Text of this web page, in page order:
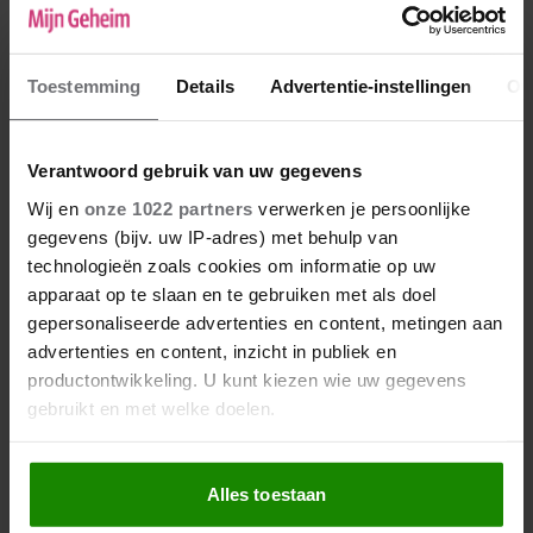
Toestemming Details Advertentie-instellingen
Verantwoord gebruik van uw gegevens
Wij en onze 1022 partners verwerken je persoonlijke
gegevens (bijv. uw IP-adres) met behulp van
technologieën zoals cookies om informatie op uw
apparaat op te slaan en te gebruiken met als doel
gepersonaliseerde advertenties en content, metingen aan
advertenties en content, inzicht in publiek en
productontwikkeling. U kunt kiezen wie uw gegevens
gebruikt en met welke doelen.
Als u het toestaat, willen we ook graag:
Informatie verzamelen over uw geografische locatie,
die tot een paar meter nauwkeurig kan zijn
Alles toestaan
niet en weet niet of hij ooit wil. Dus aan jou de
keus; het risico nemen of niet. Niemand kan
2 jaar wil, dus daarna vragen lijkt zinloos.
Maar dat hij zo duidelijk ook geen hoop geeft,
ijsco
26-10-2018 19:36
Met mijn ex na een jaar verkering gaan
samenwonen.Achteraf niet goed geweest en
dan denk ik om verschillende redenen "erg
verstandige besluit om eerst even paar jaar op
jezelf te wonen" Na een jaar op mijzelf te
Voor mij was het even goed op mijzelf in mijn